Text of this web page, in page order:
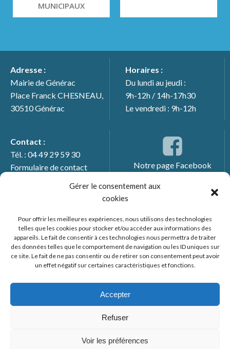
Gérer le consentement aux
cookies
Pour offrir les meilleures expériences, nous utilisons des technologies
telles que les cookies pour stocker et/ou accéder aux informations des
appareils. Le fait de consentir à ces technologies nous permettra de traiter
des données telles que le comportement de navigation ou les ID uniques sur
ce site. Le fait de ne pas consentir ou de retirer son consentement peut avoir
un effet négatif sur certaines caractéristiques et fonctions.
Accepter
Refuser
Voir les préférences
MUNICIPAUX
Adresse :
Mairie de Générac
Place Franck CHESNEAU,
30510 Générac
Horaires :
Du lundi au jeudi :
9h-12h / 14h-17h30
Le vendredi : 9h-12h
Contact :
Tél. : 04 49 29 59 30
Formulaire de contact
Notre page Facebook